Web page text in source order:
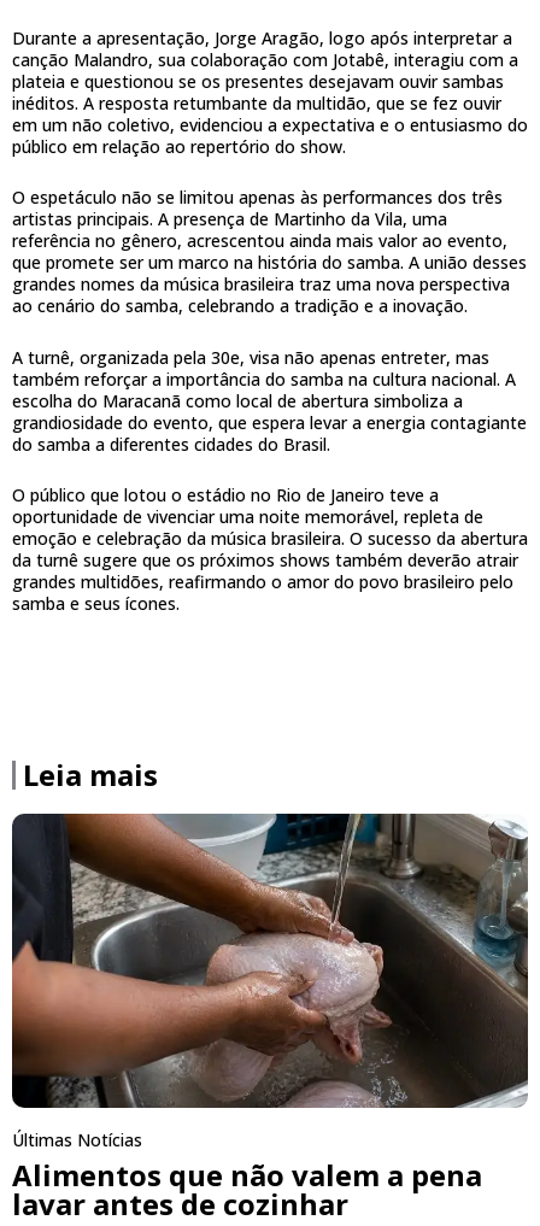
Durante a apresentação, Jorge Aragão, logo após interpretar a
canção Malandro, sua colaboração com Jotabê, interagiu com a
plateia e questionou se os presentes desejavam ouvir sambas
inéditos. A resposta retumbante da multidão, que se fez ouvir
em um não coletivo, evidenciou a expectativa e o entusiasmo do
público em relação ao repertório do show.
O espetáculo não se limitou apenas às performances dos três
artistas principais. A presença de Martinho da Vila, uma
referência no gênero, acrescentou ainda mais valor ao evento,
que promete ser um marco na história do samba. A união desses
grandes nomes da música brasileira traz uma nova perspectiva
ao cenário do samba, celebrando a tradição e a inovação.
A turnê, organizada pela 30e, visa não apenas entreter, mas
também reforçar a importância do samba na cultura nacional. A
escolha do Maracanã como local de abertura simboliza a
grandiosidade do evento, que espera levar a energia contagiante
do samba a diferentes cidades do Brasil.
O público que lotou o estádio no Rio de Janeiro teve a
oportunidade de vivenciar uma noite memorável, repleta de
emoção e celebração da música brasileira. O sucesso da abertura
da turnê sugere que os próximos shows também deverão atrair
grandes multidões, reafirmando o amor do povo brasileiro pelo
samba e seus ícones.
Leia mais
Últimas Notícias
Alimentos que não valem a pena
lavar antes de cozinhar